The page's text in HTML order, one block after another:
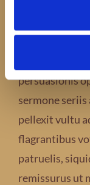
persuasionis
sermone
pellexit vultu
flagrantibus
patruelis,
remissurus ut